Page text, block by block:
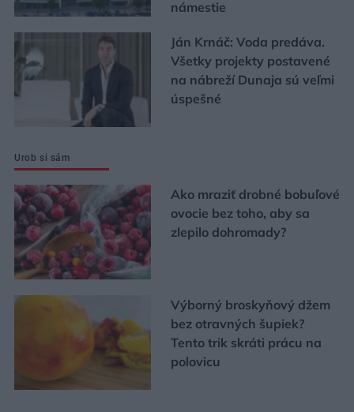
námestie
Ján Krnáč: Voda predáva.
Všetky projekty postavené
na nábreží Dunaja sú veľmi
úspešné
Urob si sám
Ako mraziť drobné bobuľové
ovocie bez toho, aby sa
zlepilo dohromady?
Výborný broskyňový džem
bez otravných šupiek?
Tento trik skráti prácu na
polovicu